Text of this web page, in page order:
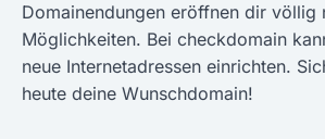
Domainendungen eröffnen dir völlig
Möglichkeiten. Bei checkdomain
neue Internetadressen einrichten.
heute deine Wunschdomain!